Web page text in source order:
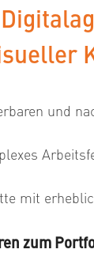
und
mit
zum